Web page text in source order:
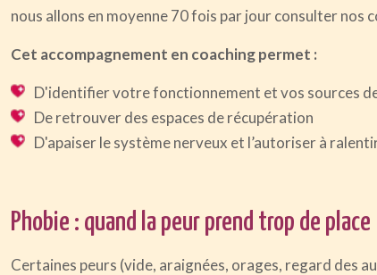
nous allons en moyenne 70 fois par jour consulter nos
Cet accompagnement en coaching permet :
D'identifier votre fonctionnement et vos sources
De retrouver des espaces de récupération
D'apaiser le système nerveux et l’autoriser à
Phobie : quand la peur prend trop de place
Certaines peurs (vide, araignées, orages, regard des